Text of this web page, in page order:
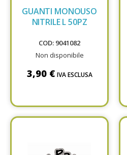
GUANTI MONOUSO
NITRILE L 50PZ
COD: 9041082
Non disponibile
3,90 € IVA ESCLUSA